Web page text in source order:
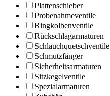
Plattenschieber
Probenahmeventile
Ringkolbenventile
Rückschlagarmaturen
Schlauchquetschventile
Schmutzfänger
Sicherheitsarmaturen
Sitzkegelventile
Spezialarmaturen